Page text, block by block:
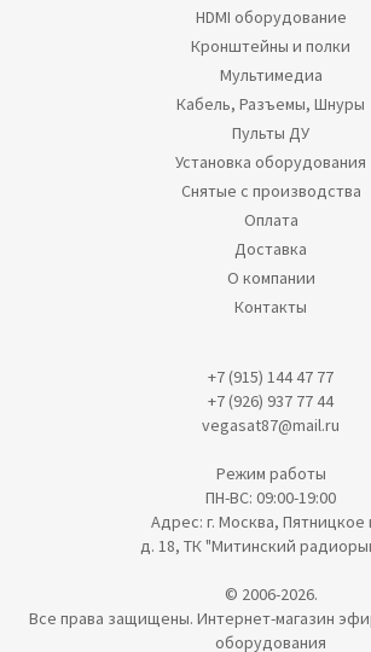
HDMI оборудование
Кронштейны и полки
Мультимедиа
Кабель, Разъемы, Шнуры
Пульты ДУ
Установка оборудования
Снятые с производства
Оплата
Доставка
О компании
Контакты
+7 (915) 144 47 77
+7 (926) 937 77 44
vegasat87@mail.ru
Режим работы
ПН-ВС: 09:00-19:00
Адрес: г. Москва, Пятницкое
д. 18, ТК "Митинский
© 2006-2026.
Все права защищены. Интернет-магазин
оборудования